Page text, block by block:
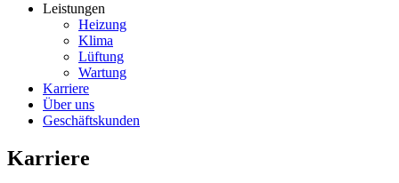
Leistungen
Heizung
Klima
Lüftung
Wartung
Karriere
Über uns
Geschäftskunden
Karriere